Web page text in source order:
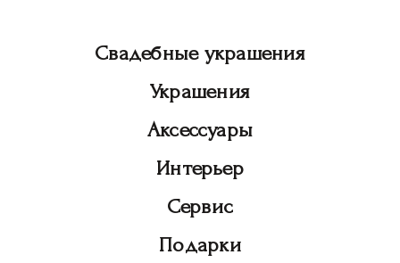
Свадебные украшения
Украшения
Аксессуары
Интерьер
Сервис
Подарки